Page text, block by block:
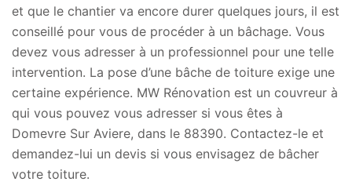
et que le chantier va encore durer quelques jours, il est
conseillé pour vous de procéder à un bâchage. Vous
devez vous adresser à un professionnel pour une telle
intervention. La pose d’une bâche de toiture exige une
certaine expérience. MW Rénovation est un couvreur à
qui vous pouvez vous adresser si vous êtes à
Domevre Sur Aviere, dans le 88390. Contactez-le et
demandez-lui un devis si vous envisagez de bâcher
votre toiture.